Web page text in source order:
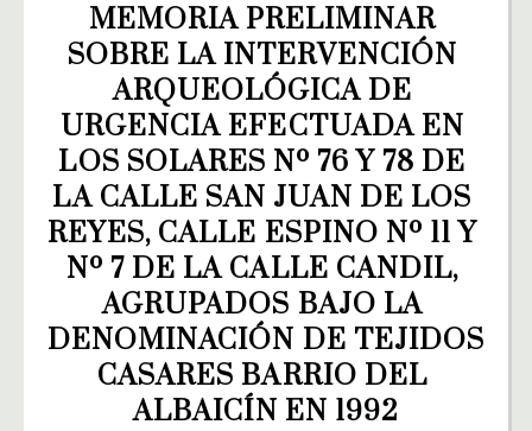
MEMORIA PRELIMINAR
SOBRE LA INTERVENCIÓN
ARQUEOLÓGICA DE
URGENCIA EFECTUADA EN
LOS SOLARES Nº 76 Y 78 DE
LA CALLE SAN JUAN DE LOS
REYES, CALLE ESPINO Nº 11 Y
Nº 7 DE LA CALLE CANDIL,
AGRUPADOS BAJO LA
DENOMINACIÓN DE TEJIDOS
CASARES BARRIO DEL
ALBAICÍN EN 1992